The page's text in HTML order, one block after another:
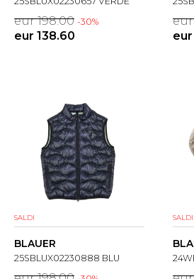
eur 198.00 -30%
eur 138.60
SALDI
BLAUER
25SBLUX02230888 BLU
SALDI